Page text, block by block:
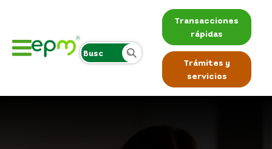
Transacciones
rápidas
Trámites y
servicios